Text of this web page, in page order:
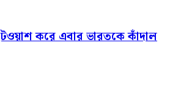
করে এবার ভারতকে কাঁদাল